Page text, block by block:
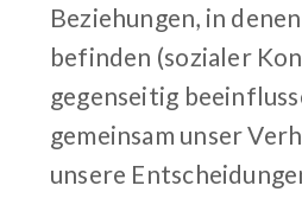
Beziehungen, in
befinden (sozialer
gegenseitig
gemeinsam unser
unsere